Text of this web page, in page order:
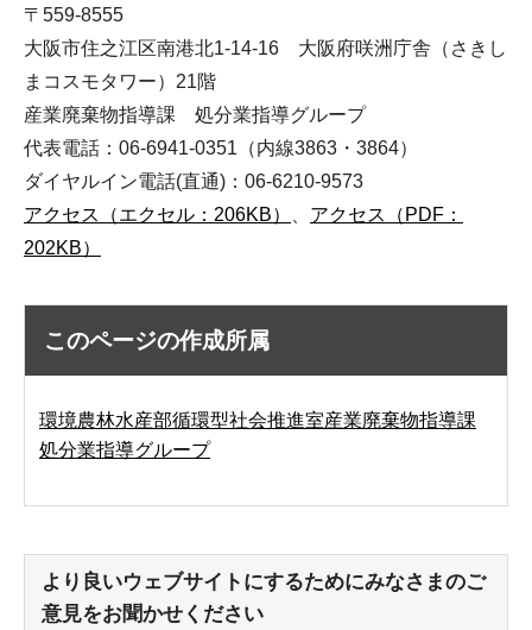
〒559-8555
大阪市住之江区南港北1-14-16 大阪府咲洲庁舎（さきし
まコスモタワー）21階
産業廃棄物指導課 処分業指導グループ
代表電話：06-6941-0351（内線3863・3864）
ダイヤルイン電話(直通)：06-6210-9573
アクセス（エクセル：206KB）
アクセス（PDF：
202KB）
このページの作成所属
環境農林水産部循環型社会推進室産業廃棄物指導課
処分業指導グループ
より良いウェブサイトにするためにみなさまのご
意見をお聞かせください